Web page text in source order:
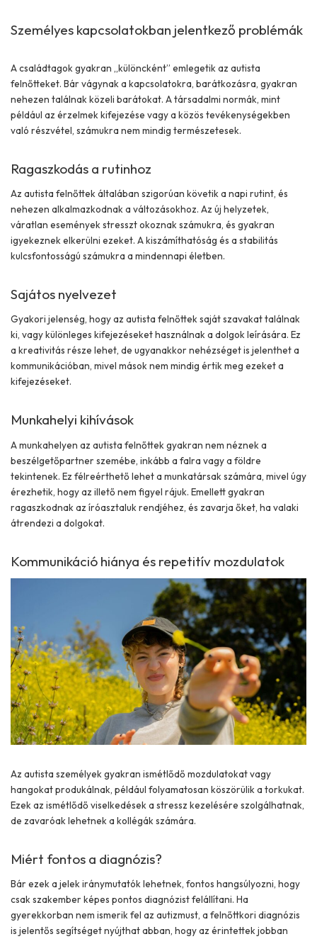
Személyes kapcsolatokban jelentkező problémák
A családtagok gyakran „különcként” emlegetik az autista
felnőtteket. Bár vágynak a kapcsolatokra, barátkozásra, gyakran
nehezen találnak közeli barátokat. A társadalmi normák, mint
például az érzelmek kifejezése vagy a közös tevékenységekben
való részvétel, számukra nem mindig természetesek.
Ragaszkodás a rutinhoz
Az autista felnőttek általában szigorúan követik a napi rutint, és
nehezen alkalmazkodnak a változásokhoz. Az új helyzetek,
váratlan események stresszt okoznak számukra, és gyakran
igyekeznek elkerülni ezeket. A kiszámíthatóság és a stabilitás
kulcsfontosságú számukra a mindennapi életben.
Sajátos nyelvezet
Gyakori jelenség, hogy az autista felnőttek saját szavakat találnak
ki, vagy különleges kifejezéseket használnak a dolgok leírására. Ez
a kreativitás része lehet, de ugyanakkor nehézséget is jelenthet a
kommunikációban, mivel mások nem mindig értik meg ezeket a
kifejezéseket.
Munkahelyi kihívások
A munkahelyen az autista felnőttek gyakran nem néznek a
beszélgetőpartner szemébe, inkább a falra vagy a földre
tekintenek. Ez félreérthető lehet a munkatársak számára, mivel úgy
érezhetik, hogy az illető nem figyel rájuk. Emellett gyakran
ragaszkodnak az íróasztaluk rendjéhez, és zavarja őket, ha valaki
átrendezi a dolgokat.
Kommunikáció hiánya és repetitív mozdulatok
Az autista személyek gyakran ismétlődő mozdulatokat vagy
hangokat produkálnak, például folyamatosan köszörülik a torkukat.
Ezek az ismétlődő viselkedések a stressz kezelésére szolgálhatnak,
de zavaróak lehetnek a kollégák számára.
Miért fontos a diagnózis?
Bár ezek a jelek iránymutatók lehetnek, fontos hangsúlyozni, hogy
csak szakember képes pontos diagnózist felállítani. Ha
gyerekkorban nem ismerik fel az autizmust, a felnőttkori diagnózis
is jelentős segítséget nyújthat abban, hogy az érintettek jobban